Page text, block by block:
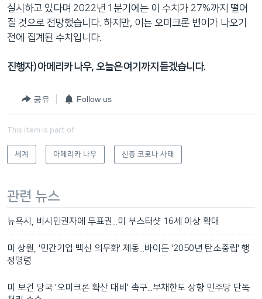
실시하고 있다며 2022년 1분기에는 이 수치가 27%까지 떨어
질 것으로 전망했습니다. 하지만, 이는 오미크론 변이가 나오기
전에 집계된 수치입니다.
진행자) 아메리카 나우, 오늘은 여기까지 듣겠습니다.
공유 Follow us
This item is part of
세계 아메리카 나우 신종 코로나 사태
관련 뉴스
뉴욕시, 비시민권자에 투표권...미 부스터샷 16세 이상 확대
미 상원, '민간기업 백신 의무화' 제동...바이든 '2050년 탄소중립' 행
정명령
미 보건 당국 '오미크론 확산 대비' 촉구...부채한도 상향 민주당 단독